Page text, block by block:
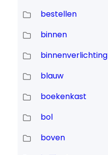
bestellen
binnen
binnenverlichting
blauw
boekenkast
bol
boven